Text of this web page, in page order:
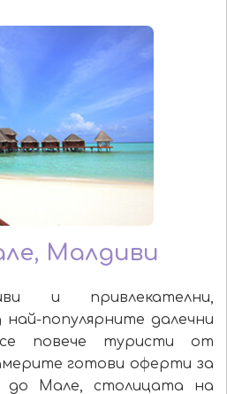
Малдиви
и привлекателни,
популярните далечни
повече туристи от
готови оферти за
до Мале, столицата на